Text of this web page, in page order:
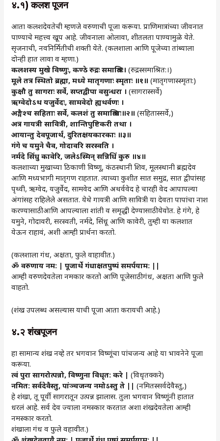
४.१) कलश पूजन
आता कलशदेवतेची म्हणजे वरुणाची पूजा करूया. प्राणिमात्रांच्या जीवनात
पाण्याचे महत्त्व खूप आहे. जीवनाला ओलावा, शीतलता पाण्यामुळे येते.
सृजनाची, नवनिर्मितीची शक्ती येते. (कलशाला आणि पूजेच्या तांब्याला
दोन्ही हात लावा व म्हणा.)
कलशस्य मुखे विष्णुः, कण्ठे रुद्रः समाश्रितः। (रुद्रस्समाश्रित:।)
मूले तत्र स्थितो ब्रह्मा, मध्ये मातृगणाः स्मृताः ॥१॥ (मातृगणास्स्मृता:)
कुक्षौ तु सागराः सर्वे, सप्तद्वीपा वसुन्धरा । (सागरास्सर्वे)
ऋग्वेदोऽथ यजुर्वेदः, सामवेदो ह्यथर्वणः ।
अङ्गैश्च सहिताः सर्वे, कलशं तु समाश्रिताः॥२॥ (सहितास्सर्वे,)
अत्र गायत्री सावित्री, शान्तिपुष्टिकरी तथा ।
आयान्तु देवपूजार्थं, दुरितक्षयकारकाः ॥३॥
गंगे च यमुने चैव, गोदावरि सरस्वति ।
नर्मदे सिंधु कावेरि, जलेऽस्मिन्‌‍ सन्निधिं कुरु ॥४॥
कलशाच्या मुखाच्या ठिकाणी विष्णू, कंठस्थानी शिव, मूलस्थानी ब्रह्मदेव
आणि मध्यभागी मातृगण राहतात. त्याच्या कुशीत सात समुद्र, सात द्वीपांसह
पृथ्वी, ऋग्वेद, यजुर्वेद, सामवेद आणि अथर्ववेद हे चारही वेद आपापल्या
अंगांसह राहिलेले असतात. येथे गायत्री आणि सावित्री या देवता पापांचा नाश
करण्यासाठी आणि आपल्याला शांती व समृद्धी देण्यासाठी येवोत. हे गंगे, हे
यमुने, गोदावरी, सरस्वती, नर्मदे, सिंधू आणि कावेरी, तुम्ही या कलशात
येऊन राहावं, अशी आम्ही प्रार्थना करतो.
(कलशाला गंध, अक्षता, फुले वाहावीत.)
ॐ वरुणाय नम: | पूजार्थे गंधाक्षतपुष्पं समर्पयाम: ||
आम्ही वरुणदेवतेला नमकार करतो आणि पूजेसाठी गंध, अक्षता आणि फुले
वाहतो.
(शंख उपलब्ध असल्यास याची पूजा आता करायची आहे.)
४.२ शंखपूजन
हा सामान्य शंख नव्हे तर भगवान विष्णूंचा पांचजन्य आहे या भावनेने पूजा
करूया.
त्वं पुरा सागरोत्पन्नो, विष्णुना विधृत: करे | (विधृतक्करे)
नमित: सर्वदेवैस्तु, पांञ्चजन्य नमोऽस्तु ते || (नमितस्सर्वदेवैस्तु,)
हे शंखा, तू पूर्वी सागरातून उत्पन्न झालास. तुला भगवान विष्णूंनी हातात
धरलं आहे. सर्व देव ज्याला नमस्कार करतात अशा शंखदेवतेला आम्ही
नमस्कार करतो.
शंखाला गंध व फुले वहावीत.)